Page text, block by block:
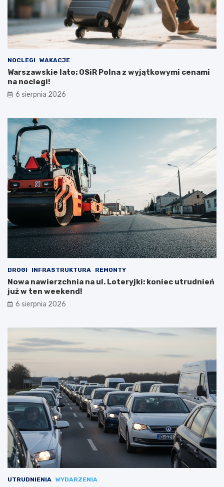
NOCLEGI WAKACJE
Warszawskie lato: OSiR Polna z wyjątkowymi cenami
na noclegi!
6 sierpnia 2026
DROGI INFRASTRUKTURA REMONTY
Nowa nawierzchnia na ul. Loteryjki: koniec utrudnień
już w ten weekend!
6 sierpnia 2026
UTRUDNIENIA WYDARZENIA